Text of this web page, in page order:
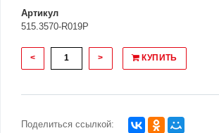
Артикул
515.3570-R019P
< > КУПИТЬ
Поделиться ссылкой: